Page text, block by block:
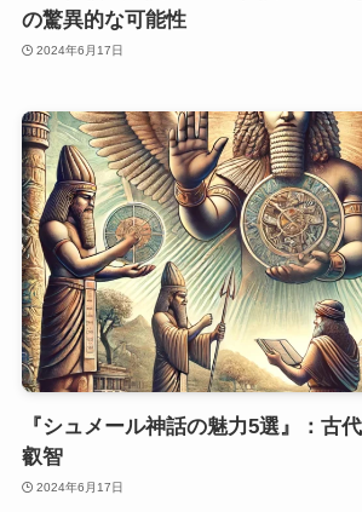
の驚異的な可能性
2024年6月17日
『シュメール神話の魅力5選』：古
叡智
2024年6月17日